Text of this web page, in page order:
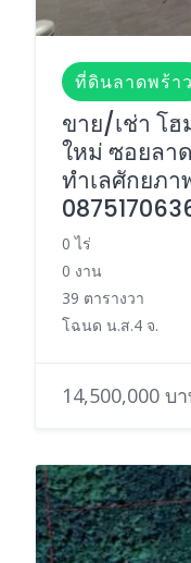
ที่ดินลาดพร้าว
ขาย/เช่า โ
ใหม่ ซอยลา
ทำเลศักยภา
0 ไร่
0 งาน
39 ตารางวา
โฉนด น.ส.4 จ.
14,500,000 บ